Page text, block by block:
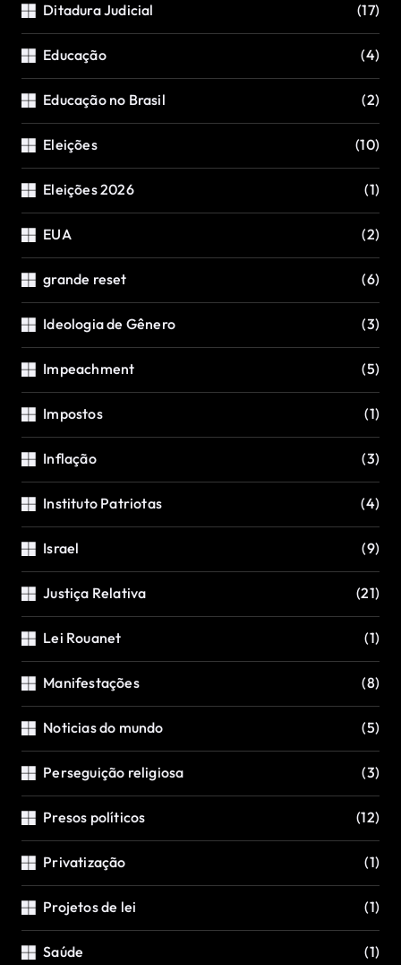
Ditadura Judicial (17)
Educação (4)
Educação no Brasil (2)
Eleições (10)
Eleições 2026 (1)
EUA (2)
grande reset (6)
Ideologia de Gênero (3)
Impeachment (5)
Impostos (1)
Inflação (3)
Instituto Patriotas (4)
Israel (9)
Justiça Relativa (21)
Lei Rouanet (1)
Manifestações (8)
Noticias do mundo (5)
Perseguição religiosa (3)
Presos políticos (12)
Privatização (1)
Projetos de lei (1)
Saúde (1)